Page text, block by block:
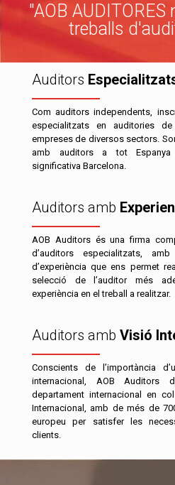
"AOB
treballs
Auditors
Com auditors independents,
especialitzats en auditories
empreses de diversos sectors.
amb auditors a tot
significativa Barcelona.
Auditors amb
AOB Auditors és una firma
d’auditors especialitzats,
d’experiència que ens permet
selecció de l’auditor més
experiència en el treball a realitzar.
Auditors amb Visió
Conscients de l’importància
internacional, AOB Auditors
departament internacional en
Internacional, amb de més de
europeu per satisfer les
clients.